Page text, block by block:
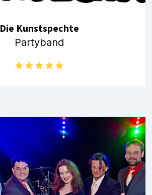
Die Kunstspechte
Partyband